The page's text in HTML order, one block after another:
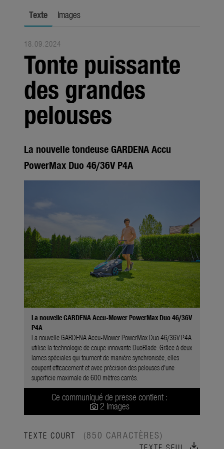
Médias
Produits
Saisons
Société
À propos de GARDENA
Contact
Texte Images
18.09.2024
Tonte puissante
des grandes
pelouses
La nouvelle tondeuse GARDENA Accu
PowerMax Duo 46/36V P4A
La nouvelle GARDENA Accu-Mower PowerMax Duo 46/36V
P4A
La nouvelle GARDENA Accu-Mower PowerMax Duo 46/36V P4A
utilise la technologie de coupe innovante DuoBlade. Grâce à deux
lames spéciales qui tournent de manière synchronisée, elles
coupent efficacement et avec précision des pelouses d'une
superficie maximale de 600 mètres carrés.
Ce communiqué de presse contient :
2 Images
TEXTE COURT (850 CARACTÈRES)
download